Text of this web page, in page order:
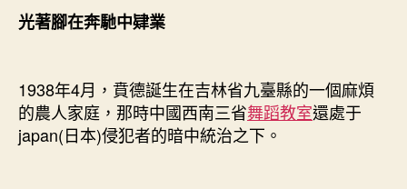
光著腳在奔馳中肄業
1938年4月，賁德誕生在吉林省九臺縣的一個麻煩
的農人家庭，那時中國西南三省舞蹈教室還處于
japan(日本)侵犯者的暗中統治之下。